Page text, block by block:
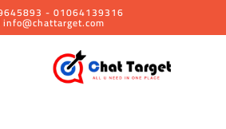
- 01064139316
info@chattarget.com